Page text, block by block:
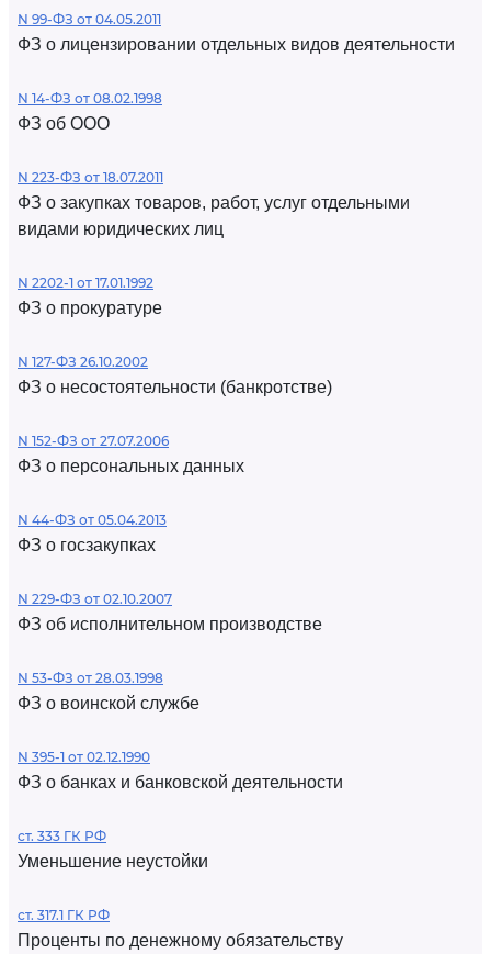
N 99-ФЗ от 04.05.2011
ФЗ о лицензировании отдельных видов деятельности
N 14-ФЗ от 08.02.1998
ФЗ об ООО
N 223-ФЗ от 18.07.2011
ФЗ о закупках товаров, работ, услуг отдельными
видами юридических лиц
N 2202-1 от 17.01.1992
ФЗ о прокуратуре
N 127-ФЗ 26.10.2002
ФЗ о несостоятельности (банкротстве)
N 152-ФЗ от 27.07.2006
ФЗ о персональных данных
N 44-ФЗ от 05.04.2013
ФЗ о госзакупках
N 229-ФЗ от 02.10.2007
ФЗ об исполнительном производстве
N 53-ФЗ от 28.03.1998
ФЗ о воинской службе
N 395-1 от 02.12.1990
ФЗ о банках и банковской деятельности
ст. 333 ГК РФ
Уменьшение неустойки
ст. 317.1 ГК РФ
Проценты по денежному обязательству